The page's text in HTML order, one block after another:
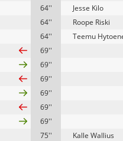
64''
Jesse Kilo
64''
Roope Riski
64''
Teemu
69''
69''
69''
69''
69''
69''
75''
Kalle Wallius